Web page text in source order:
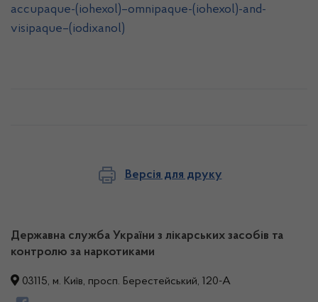
accupaque-(iohexol)–omnipaque-(iohexol)-and-
visipaque–(iodixanol)
Версія для друку
Державна служба України з лікарських засобів та
контролю за наркотиками
03115, м. Київ, просп. Берестейський, 120-А